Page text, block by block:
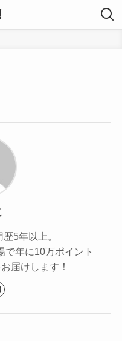
5年以上。
で年に10万ポイント
届けします！